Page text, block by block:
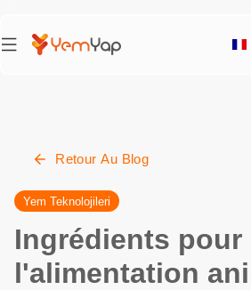
Retour Au Blog
Yem Teknolojileri
Ingrédients pour
l'alimentation